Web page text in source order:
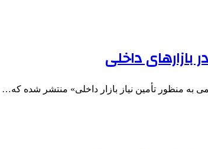
داخلی
منظور تأمین نیاز بازار داخلی» منتشر شده که…